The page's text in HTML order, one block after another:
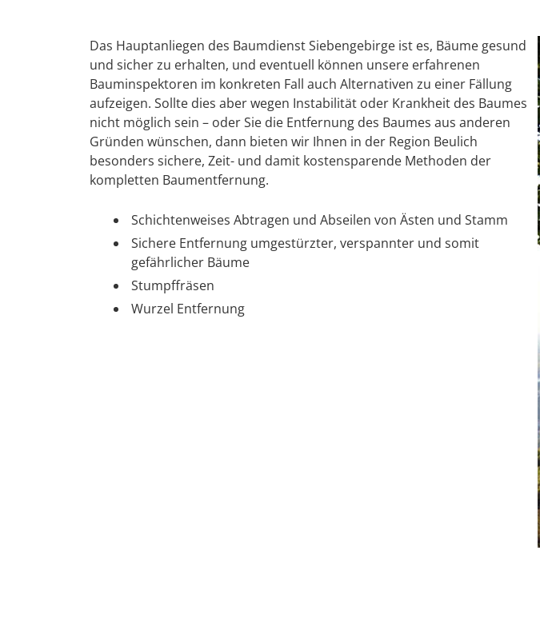
Das Hauptanliegen des Baumdienst Siebengebirge ist es, Bäume gesund
und sicher zu erhalten, und eventuell können unsere erfahrenen
Bauminspektoren im konkreten Fall auch Alternativen zu einer Fällung
aufzeigen. Sollte dies aber wegen Instabilität oder Krankheit des Baumes
nicht möglich sein – oder Sie die Entfernung des Baumes aus anderen
Gründen wünschen, dann bieten wir Ihnen in der Region Beulich
besonders sichere, Zeit- und damit kostensparende Methoden der
kompletten Baumentfernung.
Schichtenweises Abtragen und Abseilen von Ästen und Stamm
Sichere Entfernung umgestürzter, verspannter und somit
gefährlicher Bäume
Stumpffräsen
Wurzel Entfernung